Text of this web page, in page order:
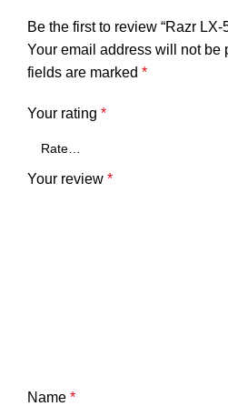
Be the first to review “Razr LX-
Your email address will not be
fields are marked *
Your rating *
Your review *
Name *